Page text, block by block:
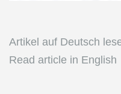
Artikel auf Deutsch
Read article in English